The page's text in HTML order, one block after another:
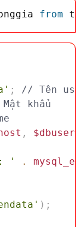
from
;
// Tên
khẩu
, $dbuser
' .
) ;